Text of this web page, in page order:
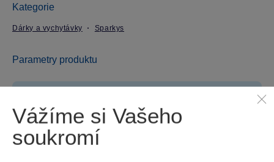
Kategorie
Dárky a vychytávky Sparkys
Parametry produktu
Kód produktu 38F-05420
Značka
Vážíme si Vašeho
soukromí